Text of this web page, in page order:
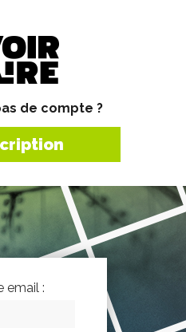
de compte ?
email :